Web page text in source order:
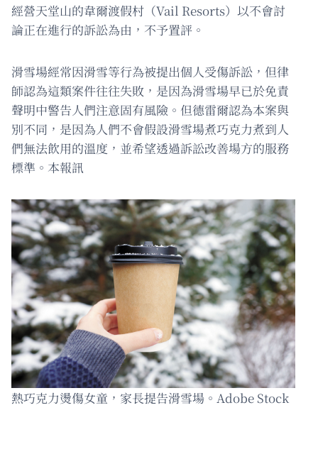
經營天堂山的韋爾渡假村（Vail Resorts）以不會討
論正在進行的訴訟為由，不予置評。
滑雪場經常因滑雪等行為被提出個人受傷訴訟，但律
師認為這類案件往往失敗，是因為滑雪場早已於免責
聲明中警告人們注意固有風險。但德雷爾認為本案與
別不同，是因為人們不會假設滑雪場煮巧克力煮到人
們無法飲用的溫度，並希望透過訴訟改善場方的服務
標準。本報訊
熱巧克力燙傷女童，家長提告滑雪場。Adobe Stock